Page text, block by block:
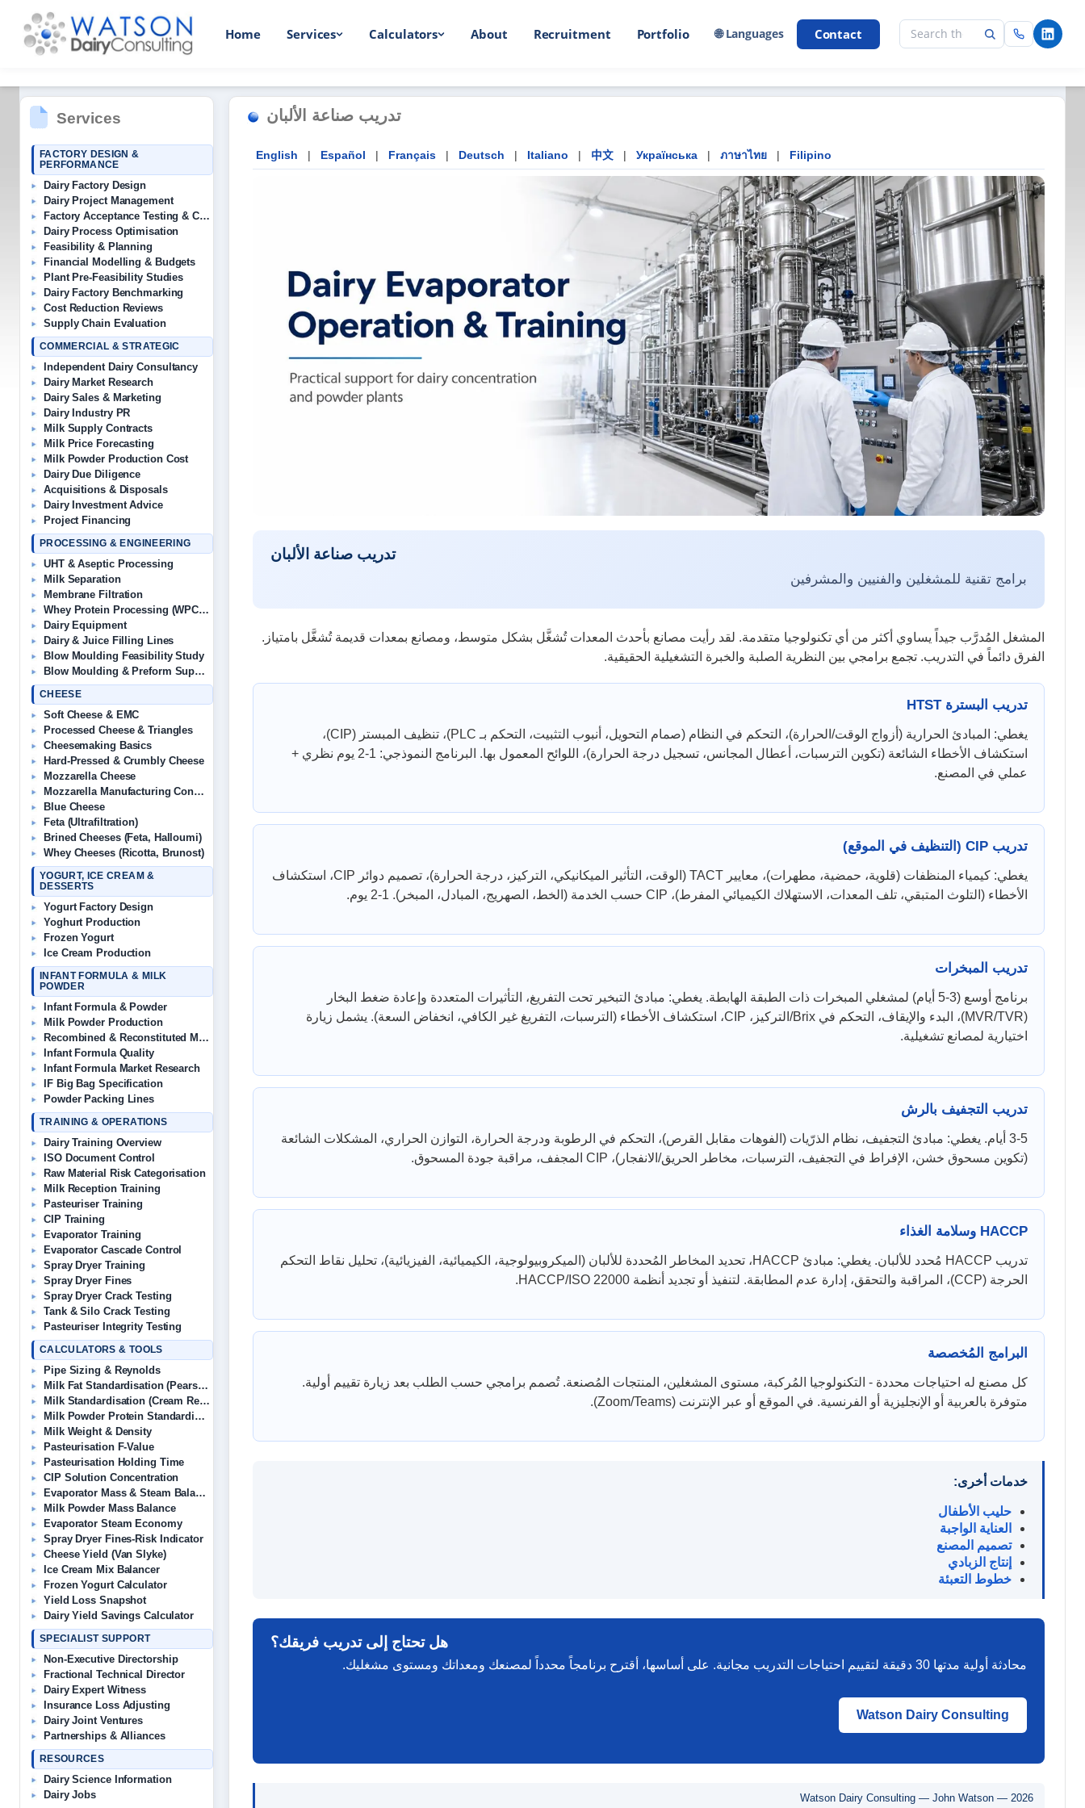
Home Services Calculators About Recruitment Portfolio 🌐 Languages Contact
Services
FACTORY DESIGN &
PERFORMANCE
Dairy Factory Design
Dairy Project Management
Factory Acceptance Testing & Commissioning
Dairy Process Optimisation
Feasibility & Planning
Financial Modelling & Budgets
Plant Pre-Feasibility Studies
Dairy Factory Benchmarking
Cost Reduction Reviews
Supply Chain Evaluation
COMMERCIAL & STRATEGIC
Independent Dairy Consultancy
Dairy Market Research
Dairy Sales & Marketing
Dairy Industry PR
Milk Supply Contracts
Milk Price Forecasting
Milk Powder Production Cost
Dairy Due Diligence
Acquisitions & Disposals
Dairy Investment Advice
Project Financing
PROCESSING & ENGINEERING
UHT & Aseptic Processing
Milk Separation
Membrane Filtration
Whey Protein Processing (WPC/WPI)
Dairy Equipment
Dairy & Juice Filling Lines
Blow Moulding Feasibility Study
Blow Moulding & Preform Suppliers
CHEESE
Soft Cheese & EMC
Processed Cheese & Triangles
Cheesemaking Basics
Hard-Pressed & Crumbly Cheese
Mozzarella Cheese
Mozzarella Manufacturing Consultant
Blue Cheese
Feta (Ultrafiltration)
Brined Cheeses (Feta, Halloumi)
Whey Cheeses (Ricotta, Brunost)
YOGURT, ICE CREAM &
DESSERTS
Yogurt Factory Design
Yoghurt Production
Frozen Yogurt
Ice Cream Production
INFANT FORMULA & MILK
POWDER
Infant Formula & Powder
Milk Powder Production
Recombined & Reconstituted Milk
Infant Formula Quality
Infant Formula Market Research
IF Big Bag Specification
Powder Packing Lines
TRAINING & OPERATIONS
Dairy Training Overview
ISO Document Control
Raw Material Risk Categorisation
Milk Reception Training
Pasteuriser Training
CIP Training
Evaporator Training
Evaporator Cascade Control
Spray Dryer Training
Spray Dryer Fines
Spray Dryer Crack Testing
Tank & Silo Crack Testing
Pasteuriser Integrity Testing
CALCULATORS & TOOLS
Pipe Sizing & Reynolds
Milk Fat Standardisation (Pearson’s)
Milk Standardisation (Cream Removal)
Milk Powder Protein Standardisation
Milk Weight & Density
Pasteurisation F-Value
Pasteurisation Holding Time
CIP Solution Concentration
Evaporator Mass & Steam Balance
Milk Powder Mass Balance
Evaporator Steam Economy
Spray Dryer Fines-Risk Indicator
Cheese Yield (Van Slyke)
Ice Cream Mix Balancer
Frozen Yogurt Calculator
Yield Loss Snapshot
Dairy Yield Savings Calculator
SPECIALIST SUPPORT
Non-Executive Directorship
Fractional Technical Director
Dairy Expert Witness
Insurance Loss Adjusting
Dairy Joint Ventures
Partnerships & Alliances
RESOURCES
Dairy Science Information
Dairy Jobs
تدريب صناعة الألبان
English Español Français Deutsch Italiano 中文 Українська ภาษาไทย Filipino
تدريب صناعة الألبان
برامج تقنية للمشغلين والفنيين والمشرفين
المشغل المُدرَّب جيداً يساوي أكثر من أي تكنولوجيا متقدمة. لقد رأيت مصانع بأحدث المعدات تُشغَّل بشكل متوسط، ومصانع بمعدات قديمة تُشغَّل بامتياز.
الفرق دائماً في التدريب. تجمع برامجي بين النظرية الصلبة والخبرة التشغيلية الحقيقية.
تدريب البسترة HTST
يغطي: المبادئ الحرارية (أزواج الوقت/الحرارة)، التحكم في النظام (صمام التحويل، أنبوب التثبيت، التحكم بـ PLC)، تنظيف المبستر (CIP)،
استكشاف الأخطاء الشائعة (تكوين الترسبات، أعطال المجانس، تسجيل درجة الحرارة)، اللوائح المعمول بها. البرنامج النموذجي: 1-2 يوم نظري +
عملي في المصنع.
تدريب CIP (التنظيف في الموقع)
يغطي: كيمياء المنظفات (قلوية، حمضية، مطهرات)، معايير TACT (الوقت، التأثير الميكانيكي، التركيز، درجة الحرارة)، تصميم دوائر CIP، استكشاف
الأخطاء (التلوث المتبقي، تلف المعدات، الاستهلاك الكيميائي المفرط)، CIP حسب الخدمة (الخط، الصهريج، المبادل، المبخر). 1-2 يوم.
تدريب المبخرات
برنامج أوسع (3-5 أيام) لمشغلي المبخرات ذات الطبقة الهابطة. يغطي: مبادئ التبخير تحت التفريغ، التأثيرات المتعددة وإعادة ضغط البخار
(MVR/TVR)، البدء والإيقاف، التحكم في Brix/التركيز، CIP، استكشاف الأخطاء (الترسبات، التفريغ غير الكافي، انخفاض السعة). يشمل زيارة
اختيارية لمصانع تشغيلية.
تدريب التجفيف بالرش
3-5 أيام. يغطي: مبادئ التجفيف، نظام الذرّيات (الفوهات مقابل القرص)، التحكم في الرطوبة ودرجة الحرارة، التوازن الحراري، المشكلات الشائعة
(تكوين مسحوق خشن، الإفراط في التجفيف، الترسبات، مخاطر الحريق/الانفجار)، CIP المجفف، مراقبة جودة المسحوق.
HACCP وسلامة الغذاء
تدريب HACCP مُحدد للألبان. يغطي: مبادئ HACCP، تحديد المخاطر المُحددة للألبان (الميكروبيولوجية، الكيميائية، الفيزيائية)، تحليل نقاط التحكم
الحرجة (CCP)، المراقبة والتحقق، إدارة عدم المطابقة. لتنفيذ أو تجديد أنظمة HACCP/ISO 22000.
البرامج المُخصصة
كل مصنع له احتياجات محددة - التكنولوجيا المُركبة، مستوى المشغلين، المنتجات المُصنعة. تُصمم برامجي حسب الطلب بعد زيارة تقييم أولية.
متوفرة بالعربية أو الإنجليزية أو الفرنسية. في الموقع أو عبر الإنترنت (Zoom/Teams).
خدمات أخرى:
حليب الأطفال
العناية الواجبة
تصميم المصنع
إنتاج الزبادي
خطوط التعبئة
هل تحتاج إلى تدريب فريقك؟
محادثة أولية مدتها 30 دقيقة لتقييم احتياجات التدريب مجانية. على أساسها، أقترح برنامجاً محدداً لمصنعك ومعداتك ومستوى مشغليك.
Watson Dairy Consulting
Watson Dairy Consulting — John Watson — 2026